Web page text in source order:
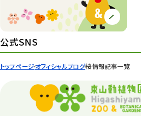
トップページオフィシャルブログ桜情報記事一覧
ズーボ
イベント
公式SNS